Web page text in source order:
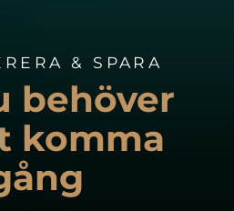
& SPARA
behöver
komma